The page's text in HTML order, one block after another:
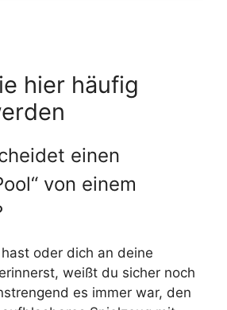
hier häufig
einen
von einem
oder dich an deine
weißt du sicher noch
es immer war, den